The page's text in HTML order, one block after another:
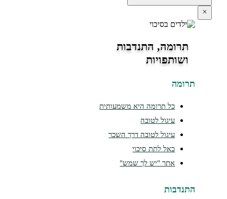
תרומה, התנדבות
ושותפויות
תרומה
כל תרומה היא משמעותית
עיגול לטובה
עיגול לטובה דרך השכר
כאל לתת סיכוי
אתר "יש לך שמש"
התנדבות